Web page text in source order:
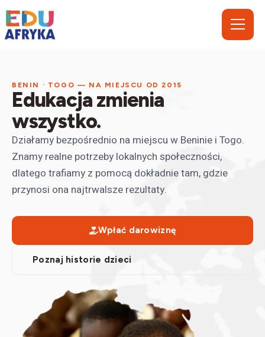
BENIN · TOGO — NA MIEJSCU OD 2015
Edukacja zmienia
wszystko.
Działamy bezpośrednio na miejscu w Beninie i Togo.
Znamy realne potrzeby lokalnych społeczności,
dlatego trafiamy z pomocą dokładnie tam, gdzie
przynosi ona najtrwalsze rezultaty.
Wpłać darowiznę
Poznaj historie dzieci